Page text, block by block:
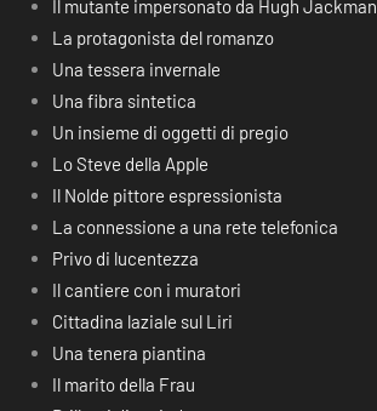
Il mutante impersonato da Hugh Jackman
La protagonista del romanzo
Una tessera invernale
Una fibra sintetica
Un insieme di oggetti di pregio
Lo Steve della Apple
Il Nolde pittore espressionista
La connessione a una rete telefonica
Privo di lucentezza
Il cantiere con i muratori
Cittadina laziale sul Liri
Una tenera piantina
Il marito della Frau